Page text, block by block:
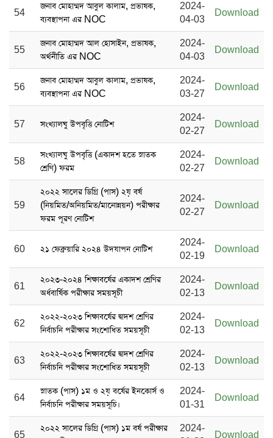
54
জনাব মোহাম্মদ আবুল কালাম, প্রভাষক,
ব্যবস্থাপনা এর NOC
2024-
04-03
Download
55
জনাব মোহাম্মদ আল হোসাইন, প্রভাষক,
অর্থনীতি এর NOC
2024-
04-03
Download
56
জনাব মোহাম্মদ আবুল কালাম, প্রভাষক,
ব্যবস্থাপনা এর NOC
2024-
03-27
Download
57 সংখ্যালঘু উপবৃত্তি নোটিশ
2024-
02-27
Download
58
সংখ্যালঘু উপবৃত্তি (একাদশ হতে স্নাতক
শ্রেণি) ফরম
2024-
02-27
Download
59
২০২২ সালের ডিগ্রি (পাস) ২য় বর্ষ
(নিয়মিত/অনিয়মিত/মানোন্নয়ন) পরীক্ষার
ফরম পূরণ নোটিশ
2024-
02-27
Download
60 ২১ ফেব্রুয়ারি ২০২৪ উদযাপন নোটিশ
2024-
02-19
Download
61
২০২৩-২০২৪ শিক্ষাবর্ষের একাদশ শ্রেণির
অর্ধবার্ষিক পরীক্ষার সময়সূচী
2024-
02-13
Download
62
২০২২-২০২৩ শিক্ষাবর্ষের দ্বাদশ শ্রেণির
নির্বাচনি পরীক্ষার সংশোধিত সময়সূচী
2024-
02-13
Download
63
২০২২-২০২৩ শিক্ষাবর্ষের দ্বাদশ শ্রেণির
নির্বাচনি পরীক্ষার সংশোধিত সময়সূচী
2024-
02-13
Download
64
স্নাতক (পাস) ১ম ও ২য় বর্ষের ইনকোর্স ও
নির্বাচনি পরীক্ষার সময়সূচি।
2024-
01-31
Download
65
২০২২ সালের ডিগ্রি (পাস) ১ম বর্ষ পরীক্ষার
2024-
Download